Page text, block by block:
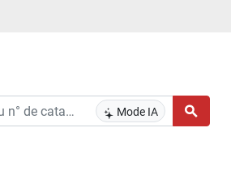
Mode IA